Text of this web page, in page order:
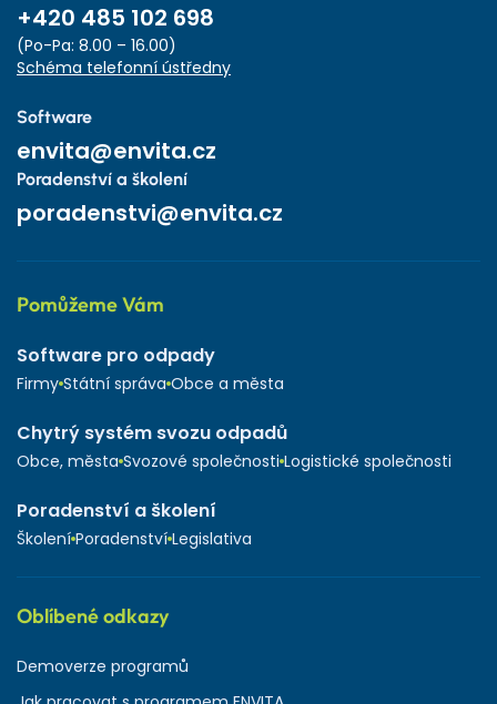
+420 485 102 698
(Po-Pa: 8.00 – 16.00)
Schéma telefonní ústředny
Software
envita@envita.cz
Poradenství a školení
poradenstvi@envita.cz
Pomůžeme Vám
Software pro odpady
Firmy Státní správa Obce a města
Chytrý systém svozu odpadů
Obce, města Svozové společnosti Logistické společnosti
Poradenství a školení
Školení Poradenství Legislativa
Oblíbené odkazy
Demoverze programů